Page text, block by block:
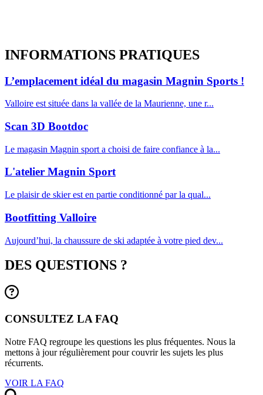
INFORMATIONS PRATIQUES
L’emplacement idéal du magasin Magnin Sports !
Valloire est située dans la vallée de la Maurienne, une r...
Scan 3D Bootdoc
Le magasin Magnin sport a choisi de faire confiance à la...
L'atelier Magnin Sport
Le plaisir de skier est en partie conditionné par la qual...
Bootfitting Valloire
Aujourd’hui, la chaussure de ski adaptée à votre pied dev...
DES QUESTIONS ?
CONSULTEZ LA FAQ
Notre FAQ regroupe les questions les plus fréquentes. Nous la
mettons à jour régulièrement pour couvrir les sujets les plus
récurrents.
VOIR LA FAQ